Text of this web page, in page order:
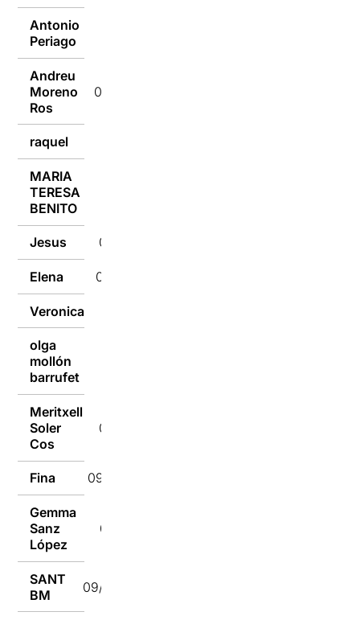
Antonio
Periago
Andreu
Moreno
Ros
09/07/2018
raquel
MARIA
TERESA
BENITO
Jesus 09/07/2018
Elena 09/07/2018
Veronica
olga
mollón
barrufet
Meritxell
Soler
Cos
09/07/2018
Fina 09/07/2018
Gemma
Sanz
López
09/07/2018
SANT
BM
09/07/2018